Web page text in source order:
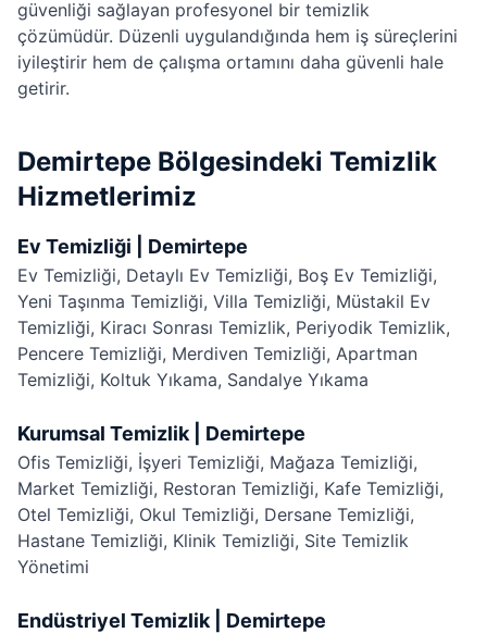
güvenliği sağlayan profesyonel bir temizlik
çözümüdür. Düzenli uygulandığında hem iş süreçlerini
iyileştirir hem de çalışma ortamını daha güvenli hale
getirir.
Demirtepe Bölgesindeki Temizlik
Hizmetlerimiz
Ev Temizliği | Demirtepe
Ev Temizliği, Detaylı Ev Temizliği, Boş Ev Temizliği,
Yeni Taşınma Temizliği, Villa Temizliği, Müstakil Ev
Temizliği, Kiracı Sonrası Temizlik, Periyodik Temizlik,
Pencere Temizliği, Merdiven Temizliği, Apartman
Temizliği, Koltuk Yıkama, Sandalye Yıkama
Kurumsal Temizlik | Demirtepe
Ofis Temizliği, İşyeri Temizliği, Mağaza Temizliği,
Market Temizliği, Restoran Temizliği, Kafe Temizliği,
Otel Temizliği, Okul Temizliği, Dersane Temizliği,
Hastane Temizliği, Klinik Temizliği, Site Temizlik
Yönetimi
Endüstriyel Temizlik | Demirtepe